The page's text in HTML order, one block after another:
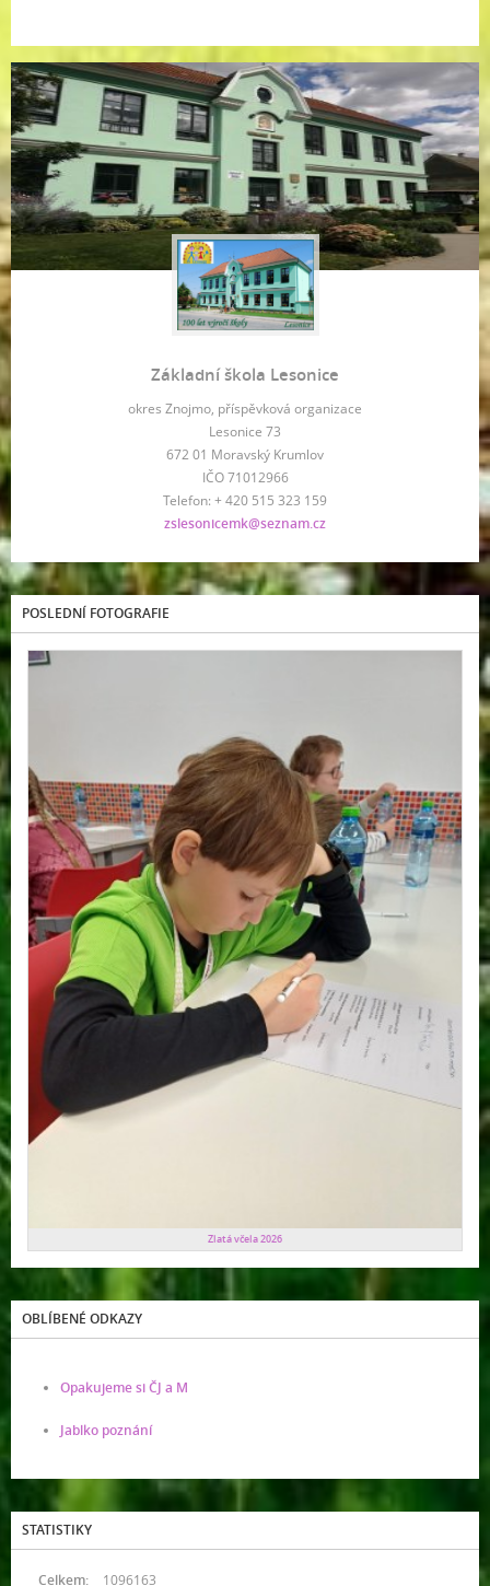
Základní škola Lesonice
okres Znojmo, příspěvková organizace
Lesonice 73
672 01 Moravský Krumlov
IČO 71012966
Telefon: + 420 515 323 159
zslesonicemk@seznam.cz
POSLEDNÍ FOTOGRAFIE
Zlatá včela 2026
OBLÍBENÉ ODKAZY
Opakujeme si ČJ a M
Jablko poznání
STATISTIKY
Celkem: 1096163